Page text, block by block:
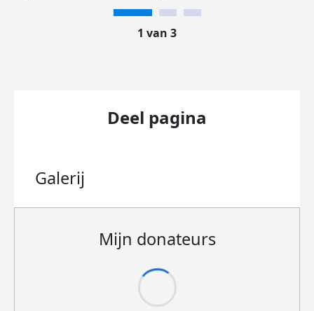
1 van 3
Deel pagina
Galerij
Mijn donateurs